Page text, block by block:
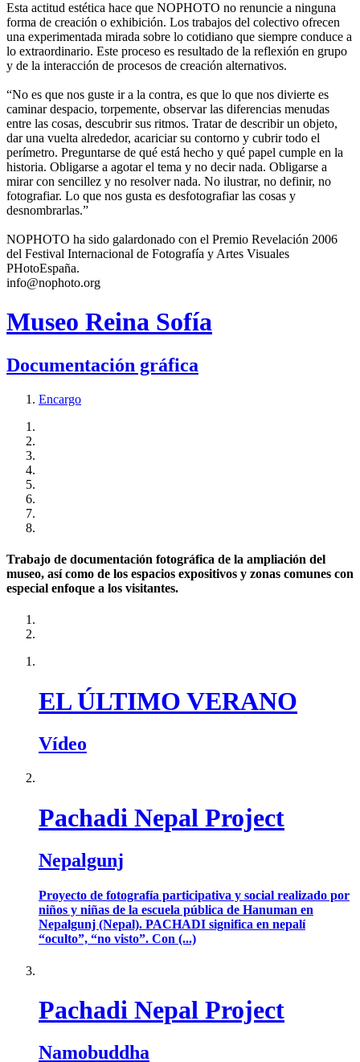
Esta actitud estética hace que NOPHOTO no renuncie a ninguna
forma de creación o exhibición. Los trabajos del colectivo ofrecen
una experimentada mirada sobre lo cotidiano que siempre conduce a
lo extraordinario. Este proceso es resultado de la reflexión en grupo
y de la interacción de procesos de creación alternativos.
“No es que nos guste ir a la contra, es que lo que nos divierte es
caminar despacio, torpemente, observar las diferencias menudas
entre las cosas, descubrir sus ritmos. Tratar de describir un objeto,
dar una vuelta alrededor, acariciar su contorno y cubrir todo el
perímetro. Preguntarse de qué está hecho y qué papel cumple en la
historia. Obligarse a agotar el tema y no decir nada. Obligarse a
mirar con sencillez y no resolver nada. No ilustrar, no definir, no
fotografiar. Lo que nos gusta es desfotografiar las cosas y
desnombrarlas.”
NOPHOTO ha sido galardonado con el Premio Revelación 2006
del Festival Internacional de Fotografía y Artes Visuales
PHotoEspaña.
info@nophoto.org
Museo Reina Sofía
Documentación gráfica
Encargo
Trabajo de documentación fotográfica de la ampliación del
museo, así como de los espacios expositivos y zonas comunes con
especial enfoque a los visitantes.
EL ÚLTIMO VERANO
Vídeo
Pachadi Nepal Project
Nepalgunj
Proyecto de fotografía participativa y social realizado por
niños y niñas de la escuela pública de Hanuman en
Nepalgunj (Nepal). PACHADI significa en nepalí
“oculto”, “no visto”. Con (...)
Pachadi Nepal Project
Namobuddha